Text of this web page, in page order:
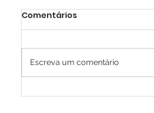
EPISÓDIO 35 - 10 LEIS DO
Comentários
Escreva um comentário